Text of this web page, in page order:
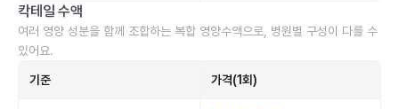
칵테일 수액
여러 영양 성분을 함께 조합하는 복합 영양수액으로, 병원별 구성이 다를 수
있어요.
기준 가격(1회)